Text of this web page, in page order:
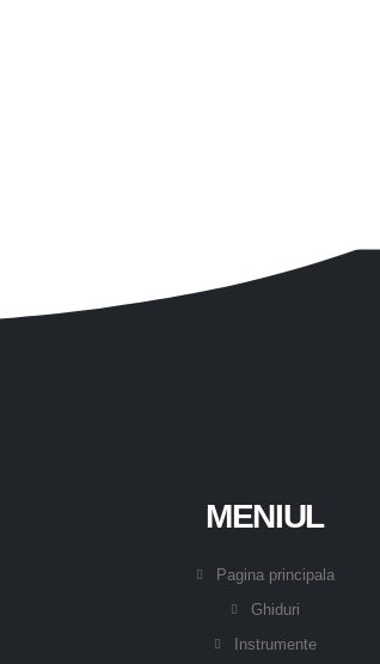
MENIUL
Pagina principala
Ghiduri
Instrumente